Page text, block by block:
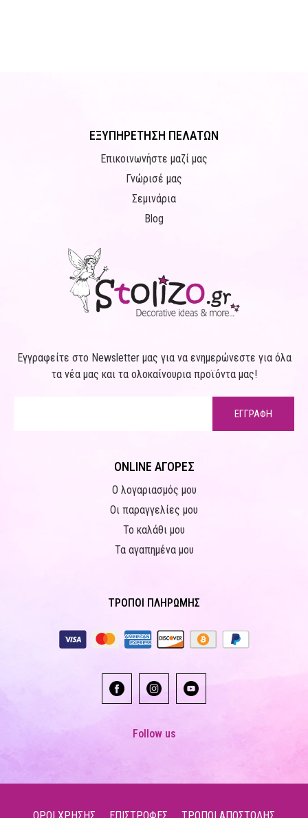
ΕΞΥΠΗΡΕΤΗΣΗ ΠΕΛΑΤΩΝ
Επικοινωνήστε μαζί μας
Γνώρισέ μας
Σεμινάρια
Blog
Εγγραφείτε στο Newsletter μας για να ενημερώνεστε για όλα
τα νέα μας και τα ολοκαίνουρια προϊόντα μας!
ΕΓΓΡΑΦΗ
ONLINE ΑΓΟΡΕΣ
Ο λογαριασμός μου
Οι παραγγελίες μου
Το καλάθι μου
Τα αγαπημένα μου
ΤΡΟΠΟΙ ΠΛΗΡΩΜΗΣ
Follow us